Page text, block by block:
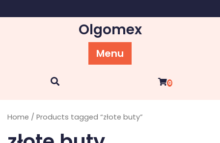
to
Olgomex
Menu
0
Home / Products tagged “złote buty”